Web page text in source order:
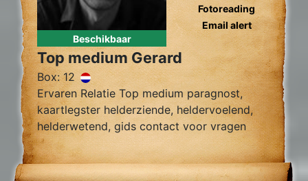
Beschikbaar
Fotoreading
Email alert
Top medium Gerard
Box: 12
Ervaren Relatie Top medium paragnost,
kaartlegster helderziende, heldervoelend,
helderwetend, gids contact voor vragen
over relatie problemen, tweelingzielen,